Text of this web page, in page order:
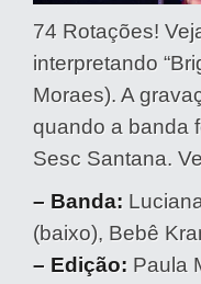
74 Rotações!
interpretando
Moraes). A
quando a banda
Sesc Santana.
– Banda:
(baixo), Bebê
– Edição: Paula